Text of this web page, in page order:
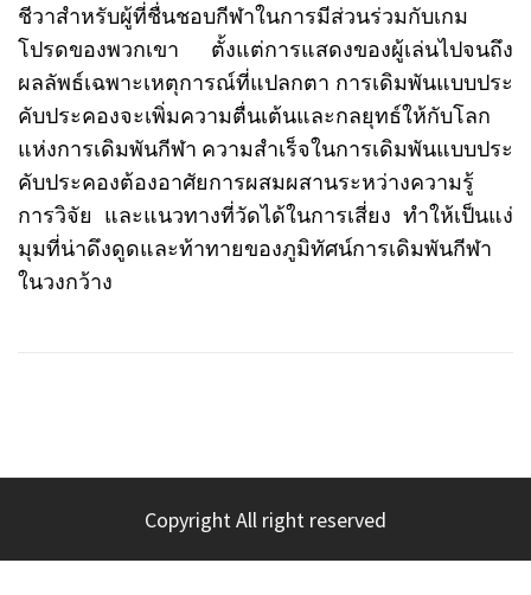
ชีวาสำหรับผู้ที่ชื่นชอบกีฬาในการมีส่วนร่วมกับเกม
โปรดของพวกเขา ตั้งแต่การแสดงของผู้เล่นไปจนถึง
ผลลัพธ์เฉพาะเหตุการณ์ที่แปลกตา การเดิมพันแบบประ
คับประคองจะเพิ่มความตื่นเต้นและกลยุทธ์ให้กับโลก
แห่งการเดิมพันกีฬา ความสำเร็จในการเดิมพันแบบประ
คับประคองต้องอาศัยการผสมผสานระหว่างความรู้
การวิจัย และแนวทางที่วัดได้ในการเสี่ยง ทำให้เป็นแง่
มุมที่น่าดึงดูดและท้าทายของภูมิทัศน์การเดิมพันกีฬา
ในวงกว้าง
Copyright All right reserved